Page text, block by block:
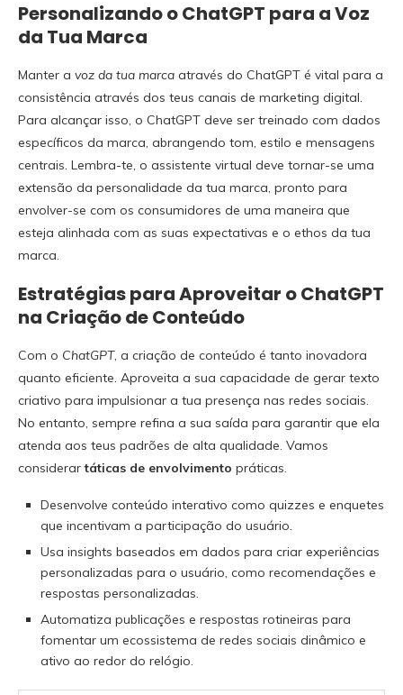
Personalizando o ChatGPT para a Voz
da Tua Marca
Manter a voz da tua marca através do ChatGPT é vital para a
consistência através dos teus canais de marketing digital.
Para alcançar isso, o ChatGPT deve ser treinado com dados
específicos da marca, abrangendo tom, estilo e mensagens
centrais. Lembra-te, o assistente virtual deve tornar-se uma
extensão da personalidade da tua marca, pronto para
envolver-se com os consumidores de uma maneira que
esteja alinhada com as suas expectativas e o ethos da tua
marca.
Estratégias para Aproveitar o ChatGPT
na Criação de Conteúdo
Com o ChatGPT, a criação de conteúdo é tanto inovadora
quanto eficiente. Aproveita a sua capacidade de gerar texto
criativo para impulsionar a tua presença nas redes sociais.
No entanto, sempre refina a sua saída para garantir que ela
atenda aos teus padrões de alta qualidade. Vamos
considerartáticas de envolvimento práticas.
Desenvolve conteúdo interativo como quizzes e enquetes
que incentivam a participação do usuário.
Usa insights baseados em dados para criar experiências
personalizadas para o usuário, como recomendações e
respostas personalizadas.
Automatiza publicações e respostas rotineiras para
fomentar um ecossistema de redes sociais dinâmico e
ativo ao redor do relógio.